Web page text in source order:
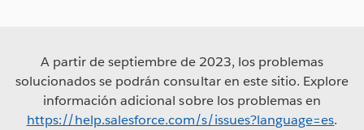
A partir de septiembre de 2023, los problemas
solucionados se podrán consultar en este sitio. Explore
información adicional sobre los problemas en
https://help.salesforce.com/s/issues?language=es.